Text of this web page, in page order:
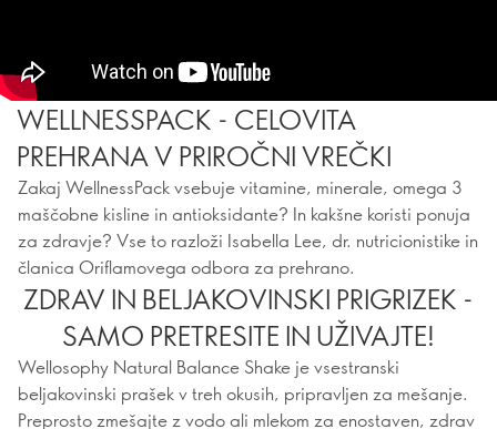
WELLNESSPACK - CELOVITA
PREHRANA V PRIROČNI VREČKI
Zakaj WellnessPack vsebuje vitamine, minerale, omega 3
maščobne kisline in antioksidante? In kakšne koristi ponuja
za zdravje? Vse to razloži Isabella Lee, dr. nutricionistike in
članica Oriflamovega odbora za prehrano.
ZDRAV IN BELJAKOVINSKI PRIGRIZEK -
SAMO PRETRESITE IN UŽIVAJTE!
Wellosophy Natural Balance Shake je vsestranski
beljakovinski prašek v treh okusih, pripravljen za mešanje.
Preprosto zmešajte z vodo ali mlekom za enostaven, zdrav